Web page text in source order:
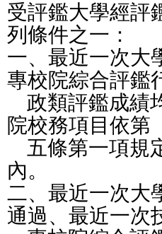
受評鑑大學經評
列條件之一：
一、最近一次大
專校院綜合評鑑
政類評鑑成績
院校務項目依第
五條第一項規
內。
二、最近一次大
通過、最近一次